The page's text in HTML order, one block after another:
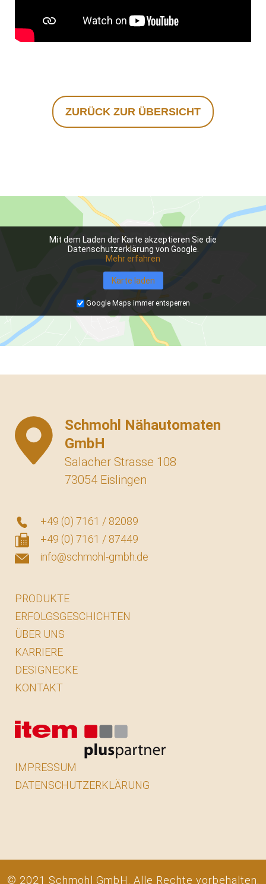
ZURÜCK ZUR ÜBERSICHT
Mit dem Laden der Karte akzeptieren Sie die
Datenschutzerklärung von Google.
Mehr erfahren
Karte laden
Google Maps immer entsperren
Schmohl Nähautomaten
GmbH
Salacher Strasse 108
73054 Eislingen
+49 (0) 7161 / 82089
+49 (0) 7161 / 87449
info@schmohl-gmbh.de
PRODUKTE
ERFOLGSGESCHICHTEN
ÜBER UNS
KARRIERE
DESIGNECKE
KONTAKT
IMPRESSUM
DATENSCHUTZERKLÄRUNG
© 2021 Schmohl GmbH. Alle Rechte vorbehalten.